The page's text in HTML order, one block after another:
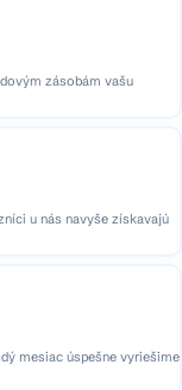
zásobám vašu
u nás navyše získavajú
mesiac úspešne vyriešime